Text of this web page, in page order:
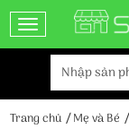
Toggle navigation
Trang chủ Mẹ và Bé